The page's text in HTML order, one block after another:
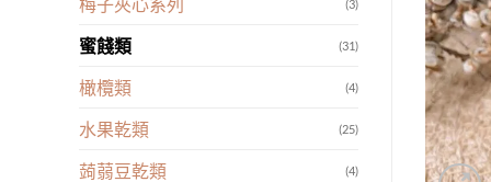
(3)
蜜餞類 (31)
橄欖類 (4)
水果乾類 (25)
蒟蒻豆乾類 (4)